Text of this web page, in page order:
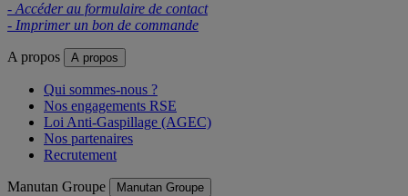
- Accéder au formulaire de contact
- Imprimer un bon de commande
A propos A propos
Qui sommes-nous ?
Nos engagements RSE
Loi Anti-Gaspillage (AGEC)
Nos partenaires
Recrutement
Manutan Groupe Manutan Groupe